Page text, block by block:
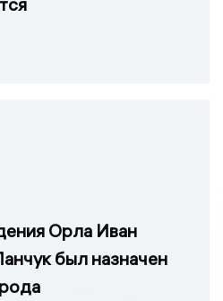
Орла Иван
был назначен